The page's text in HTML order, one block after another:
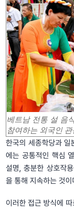
베트남 전통 설 음
참여하는 외국인
한국의 세종학당과 일
에는 공통적인 핵심
설명, 충분한 상호작
을 통해 지속하는 것이
이러한 접근 방식에